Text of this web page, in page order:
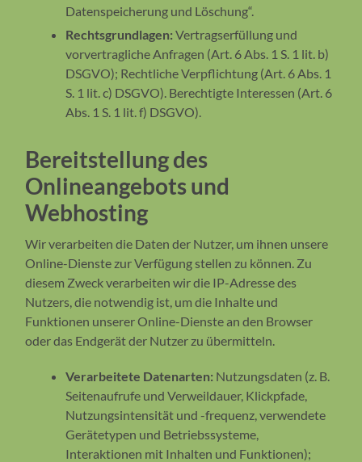
Datenspeicherung und Löschung“.
Rechtsgrundlagen: Vertragserfüllung und
vorvertragliche Anfragen (Art. 6 Abs. 1 S. 1 lit. b)
DSGVO); Rechtliche Verpflichtung (Art. 6 Abs. 1
S. 1 lit. c) DSGVO). Berechtigte Interessen (Art. 6
Abs. 1 S. 1 lit. f) DSGVO).
Bereitstellung des
Onlineangebots und
Webhosting
Wir verarbeiten die Daten der Nutzer, um ihnen unsere
Online-Dienste zur Verfügung stellen zu können. Zu
diesem Zweck verarbeiten wir die IP-Adresse des
Nutzers, die notwendig ist, um die Inhalte und
Funktionen unserer Online-Dienste an den Browser
oder das Endgerät der Nutzer zu übermitteln.
Verarbeitete Datenarten: Nutzungsdaten (z. B.
Seitenaufrufe und Verweildauer, Klickpfade,
Nutzungsintensität und -frequenz, verwendete
Gerätetypen und Betriebssysteme,
Interaktionen mit Inhalten und Funktionen);